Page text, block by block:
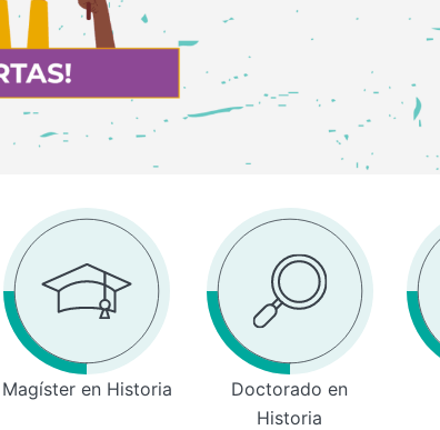
Magíster en Historia
Doctorado en
Historia